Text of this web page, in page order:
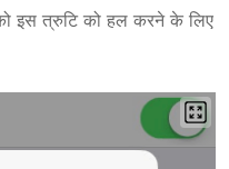
इस त्रुटि को हल करने के लिए